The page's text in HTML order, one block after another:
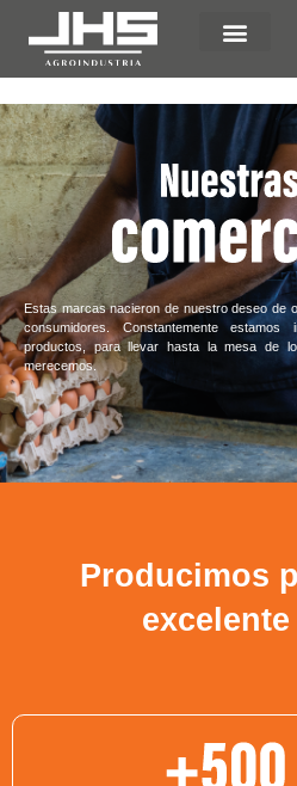
Estas marcas nacieron de nuestro deseo de
consumidores. Constantemente
productos, para llevar hasta la mesa de
merecemos.
Producimos